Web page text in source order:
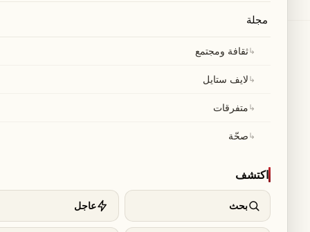
مجلة
↳ثقافة ومجتمع
↳لايف ستايل
↳متفرقات
↳صحّة
اكتشف
بحث عاجل